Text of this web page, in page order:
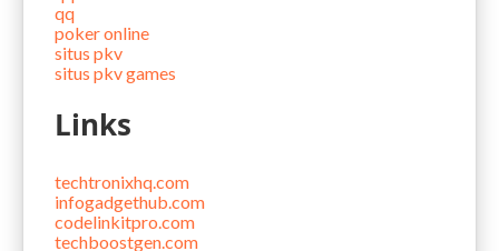
qq
poker online
situs pkv
situs pkv games
Links
techtronixhq.com
infogadgethub.com
codelinkitpro.com
techboostgen.com